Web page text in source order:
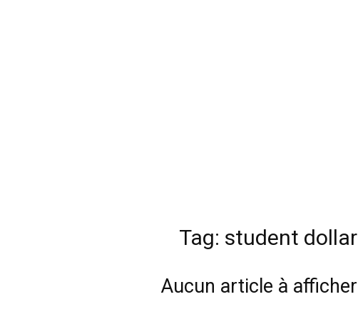
Tag: student dollar
Aucun article à afficher